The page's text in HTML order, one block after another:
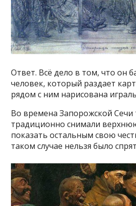
Ответ. Всё дело в том, что он
человек, который раздает
рядом с ним нарисована
Во времена Запорожской Сечи
традиционно снимали
показать остальным свою
таком случае нельзя было